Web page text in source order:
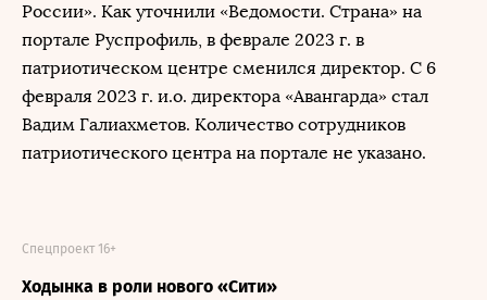
России». Как уточнили «Ведомости. Страна» на
портале Руспрофиль, в феврале 2023 г. в
патриотическом центре сменился директор. С 6
февраля 2023 г. и.о. директора «Авангарда» стал
Вадим Галиахметов. Количество сотрудников
патриотического центра на портале не указано.
Ходынка в роли нового «Сити»
Спецпроект 16+